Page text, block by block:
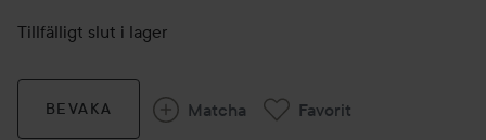
Tillfälligt slut i lager
BEVAKA Matcha Favorit